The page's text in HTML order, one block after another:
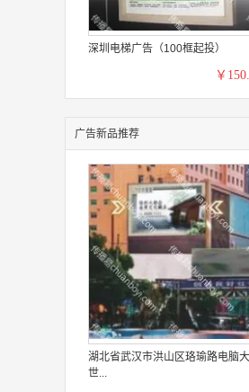
深圳电梯广告（100框起投）
￥
广告新品推荐
湖北省武汉市洪山区珞瑜路电脑大
世...